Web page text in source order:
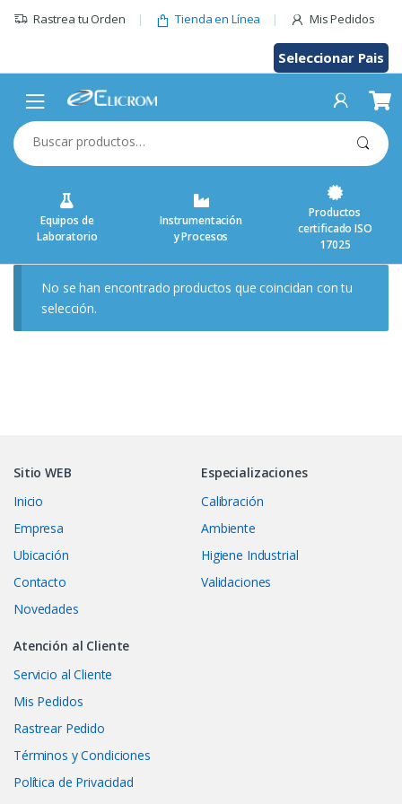
Rastrea tu Orden Tienda en Línea Mis Pedidos
Seleccionar Pais
Buscar
por:
Equipos de
Laboratorio
Instrumentación
y Procesos
Productos
certificado ISO
17025
No se han encontrado productos que coincidan con tu
selección.
Sitio WEB
Inicio
Empresa
Ubicación
Contacto
Novedades
Especializaciones
Calibración
Ambiente
Higiene Industrial
Validaciones
Atención al Cliente
Servicio al Cliente
Mis Pedidos
Rastrear Pedido
Términos y Condiciones
Política de Privacidad